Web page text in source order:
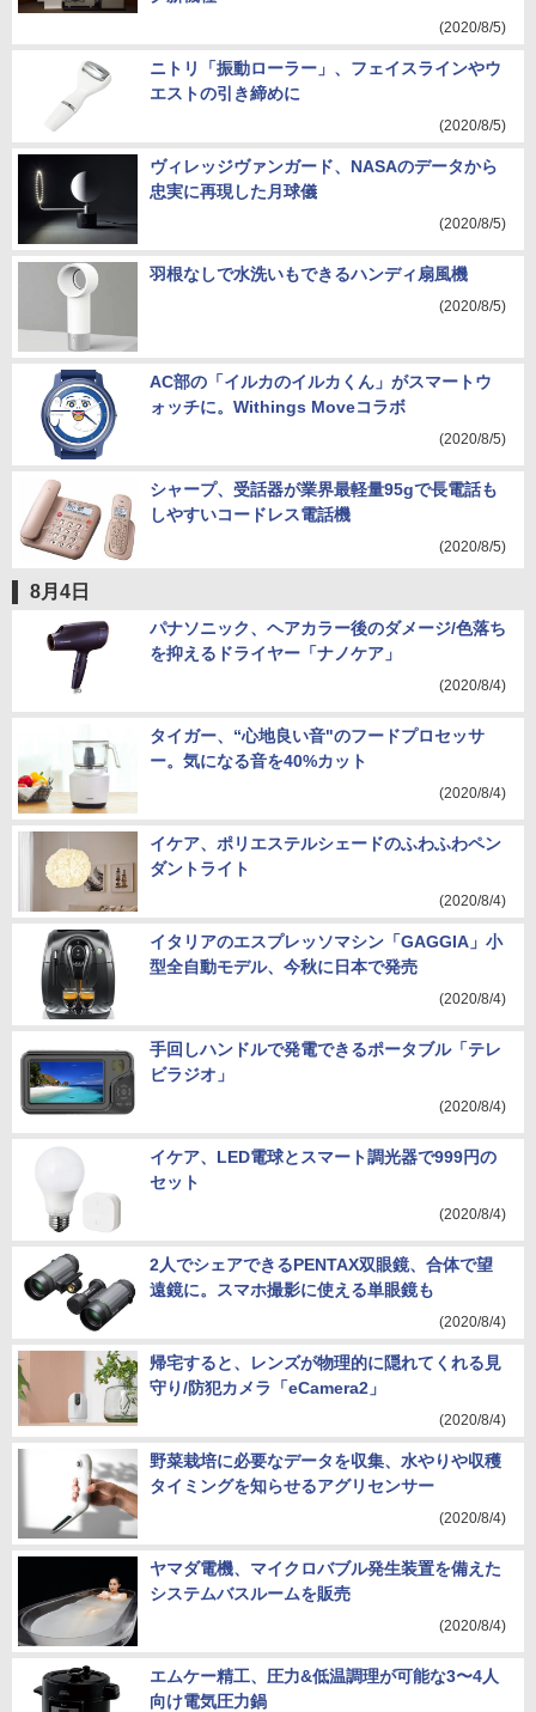
(2020/8/5)
ニトリ「振動ローラー」、フェイスラインやウ
エストの引き締めに
(2020/8/5)
ヴィレッジヴァンガード、NASAのデータから
忠実に再現した月球儀
(2020/8/5)
羽根なしで水洗いもできるハンディ扇風機
(2020/8/5)
AC部の「イルカのイルカくん」がスマートウ
ォッチに。Withings Moveコラボ
(2020/8/5)
シャープ、受話器が業界最軽量95gで長電話も
しやすいコードレス電話機
(2020/8/5)
8月4日
パナソニック、ヘアカラー後のダメージ/色落ち
を抑えるドライヤー「ナノケア」
(2020/8/4)
タイガー、“心地良い音"のフードプロセッサ
ー。気になる音を40%カット
(2020/8/4)
イケア、ポリエステルシェードのふわふわペン
ダントライト
(2020/8/4)
イタリアのエスプレッソマシン「GAGGIA」小
型全自動モデル、今秋に日本で発売
(2020/8/4)
手回しハンドルで発電できるポータブル「テレ
ビラジオ」
(2020/8/4)
イケア、LED電球とスマート調光器で999円の
セット
(2020/8/4)
2人でシェアできるPENTAX双眼鏡、合体で望
遠鏡に。スマホ撮影に使える単眼鏡も
(2020/8/4)
帰宅すると、レンズが物理的に隠れてくれる見
守り/防犯カメラ「eCamera2」
(2020/8/4)
野菜栽培に必要なデータを収集、水やりや収穫
タイミングを知らせるアグリセンサー
(2020/8/4)
ヤマダ電機、マイクロバブル発生装置を備えた
システムバスルームを販売
(2020/8/4)
エムケー精工、圧力&低温調理が可能な3〜4人
向け電気圧力鍋